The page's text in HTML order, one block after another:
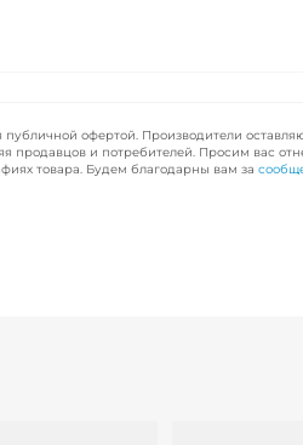
офертой. Производители
продавцов и потребителей. Просим вас
товара. Будем благодарны вам за